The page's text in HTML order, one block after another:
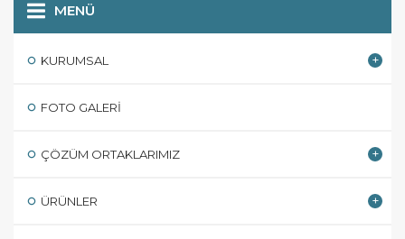
MENÜ
KURUMSAL
FOTO GALERI
ÇÖZÜM ORTAKLARIMIZ
ÜRÜNLER